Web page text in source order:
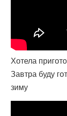
Хотела
Завтра буду
зиму